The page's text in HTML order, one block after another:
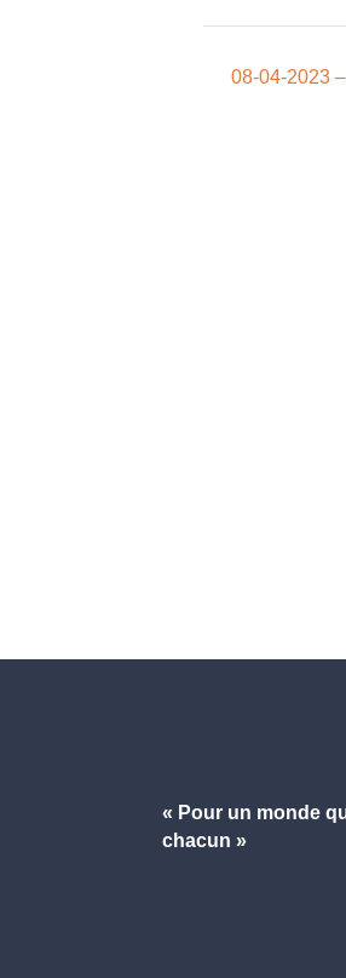
08-04-2023
« Pour un monde
chacun »